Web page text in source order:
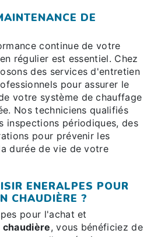
DE
continue de votre
régulier est essentiel. Chez
des services d'entretien
pour assurer le
votre système de chauffage
Nos techniciens qualifiés
inspections périodiques, des
pour prévenir les
durée de vie de votre
ENERALPES POUR
CHAUDIÈRE ?
pour l'achat et
chaudière, vous bénéficiez de